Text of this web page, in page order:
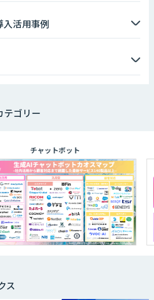
入活用事例
テゴリー
チャットボット
ス